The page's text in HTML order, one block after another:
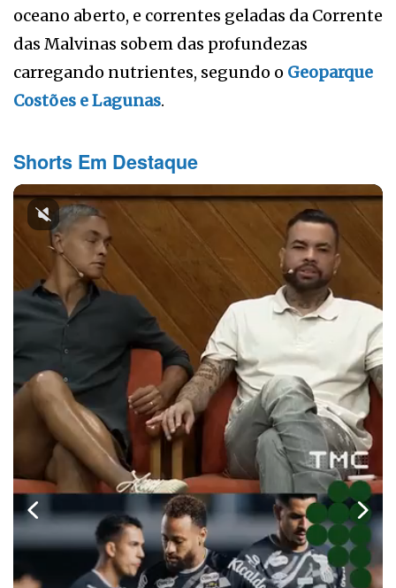
oceano aberto, e correntes geladas da Corrente
das Malvinas sobem das profundezas
carregando nutrientes, segundo o Geoparque
Costões e Lagunas.
Shorts Em Destaque